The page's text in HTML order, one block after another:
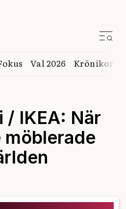
Val 2026 Krönikor
/ IKEA: När
möblerade